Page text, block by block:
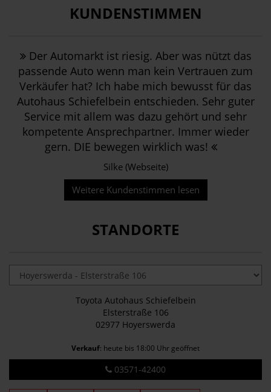
KUNDENSTIMMEN
Der Automarkt ist riesig. Aber was nützt das
passende Auto wenn man kein Vertrauen zum
Verkäufer hat? Ich habe mich bewusst für das
Autohaus Schiefelbein entschieden. Sehr guter
Service mit allem was dazu gehört und sehr
kompetente Ansprechpartner. Immer wieder
gern. DIE bewegen wirklich was!
Silke (Webseite)
Weitere Kundenstimmen lesen
STANDORTE
Toyota Autohaus Schiefelbein
Elsterstraße 106
02977 Hoyerswerda
Verkauf: heute bis 18:00 Uhr geöffnet
03571-42400